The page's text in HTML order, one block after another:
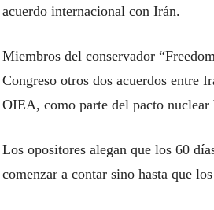
acuerdo internacional con Irán.
Miembros del conservador
Congreso otros dos acuerdos entre
OIEA, como parte del pacto
Los opositores alegan que los 60
comenzar a contar sino hasta que